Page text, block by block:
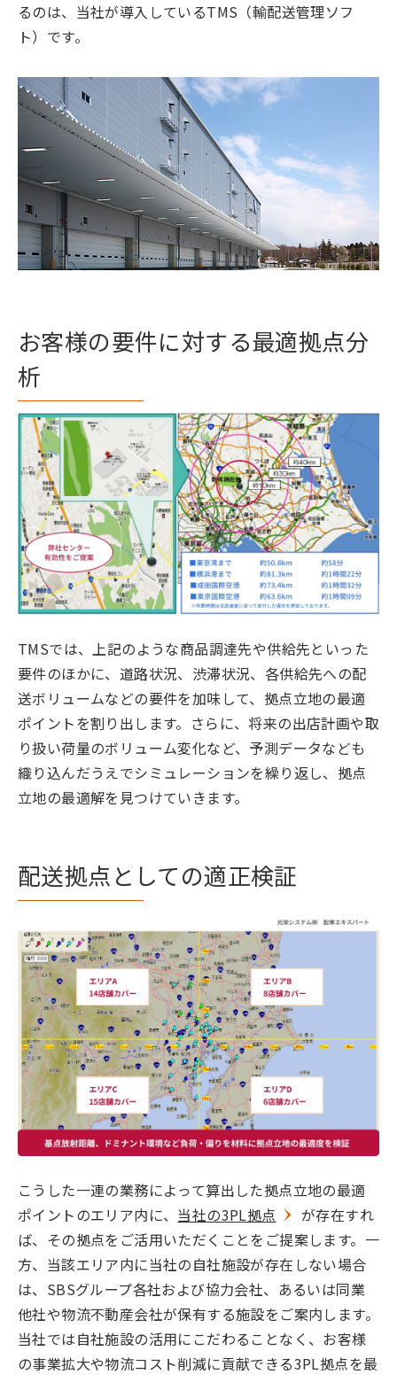
るのは、当社が導入しているTMS（輸配送管理ソフ
ト）です。
お客様の要件に対する最適拠点分
析
TMSでは、上記のような商品調達先や供給先といった
要件のほかに、道路状況、渋滞状況、各供給先への配
送ボリュームなどの要件を加味して、拠点立地の最適
ポイントを割り出します。さらに、将来の出店計画や取
り扱い荷量のボリューム変化など、予測データなども
織り込んだうえでシミュレーションを繰り返し、拠点
立地の最適解を見つけていきます。
配送拠点としての適正検証
こうした一連の業務によって算出した拠点立地の最適
ポイントのエリア内に、 当社の3PL拠点
が存在すれ
ば、その拠点をご活用いただくことをご提案します。一
方、当該エリア内に当社の自社施設が存在しない場合
は、SBSグループ各社および協力会社、あるいは同業
他社や物流不動産会社が保有する施設をご案内します。
当社では自社施設の活用にこだわることなく、お客様
の事業拡大や物流コスト削減に貢献できる3PL拠点を最